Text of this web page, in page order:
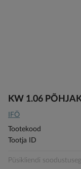
to
beginning
of
the
gallery
KW 1.06
IFÖ
Tootekood
Tootja ID
Püsikliendi